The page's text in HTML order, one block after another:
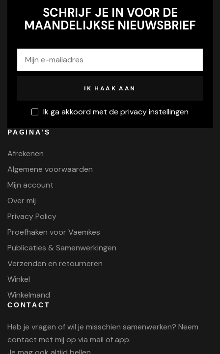
SCHRIJF JE IN VOOR DE
MAANDELIJKSE NIEUWSBRIEF
Ik ga akkoord met de privacy instellingen
PAGINA’S
Afrekenen
Algemene voorwaarden
Mijn account
Over mij
Privacy Policy
Proefhaken voor Vaemkes
Publicaties & Samenwerkingen
Verzenden en retourneren
Winkel
Winkelmand
CONTACT
Heb je vragen of wil je misschien samenwerken? Neem
contact met mij op via mail of app.